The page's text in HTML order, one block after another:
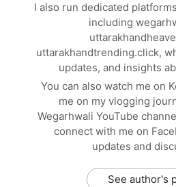
I also run dedicated
including
uttarakhandtrending.click,
updates, and insights
You can also watch me on
me on my vlogging
Wegarhwali YouTube
connect with me on
updates and
See author's